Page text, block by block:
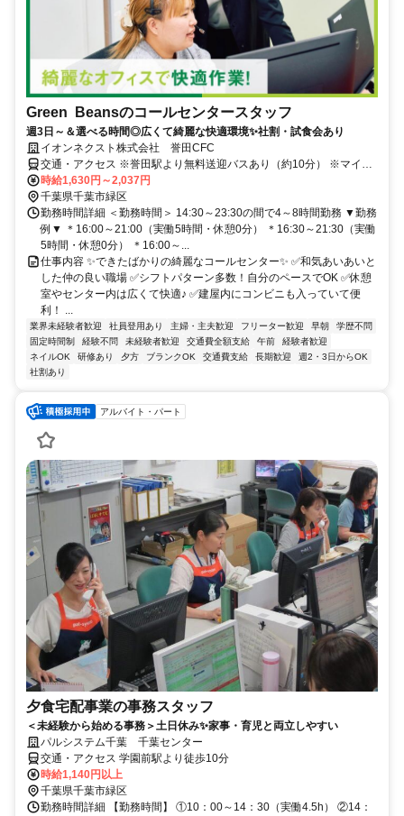
Green Beansのコールセンタースタッフ
週3日～＆選べる時間◎広くて綺麗な快適環境✨社割・試食会あり
イオンネクスト株式会社 誉田CFC
交通・アクセス ※誉田駅より無料送迎バスあり（約10分） ※マイカ
ー通勤は公共交通機関が使用できない時間帯の勤務がある場合に応相
談
時給1,630円～2,037円
千葉県千葉市緑区
勤務時間詳細 ＜勤務時間＞ 14:30～23:30の間で4～8時間勤務 ▼勤務
例▼ ＊16:00～21:00（実働5時間・休憩0分） ＊16:30～21:30（実働
5時間・休憩0分） ＊16:00～...
仕事内容 ✨できたばかりの綺麗なコールセンター✨ ✅和気あいあいと
した仲の良い職場 ✅シフトパターン多数！自分のペースでOK ✅休憩
室やセンター内は広くて快適♪ ✅建屋内にコンビニも入っていて便
利！ ...
業界未経験者歓迎 社員登用あり 主婦・主夫歓迎 フリーター歓迎 早朝
学歴不問
固定時間制
経験不問 未経験者歓迎 交通費全額支給 午前
経験者歓迎
ネイルOK
研修あり 夕方 ブランクOK 交通費支給 長期歓迎
週2・3日からOK
社割あり
アルバイト・パート
夕食宅配事業の事務スタッフ
＜未経験から始める事務＞土日休み✨家事・育児と両立しやすい
パルシステム千葉 千葉センター
交通・アクセス 学園前駅より徒歩10分
時給1,140円以上
千葉県千葉市緑区
勤務時間詳細 【勤務時間】 ①10：00～14：30（実働4.5h） ②14：